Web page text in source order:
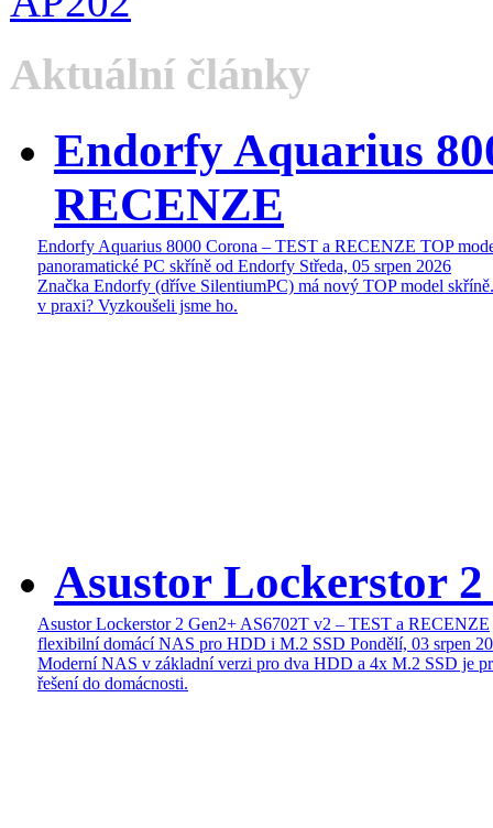
Aktuální články
Endorfy Aquarius
RECENZE
Endorfy Aquarius 8000 Corona – TEST a RECENZE TOP
panoramatické PC skříně od Endorfy Středa, 05 srpen 2026
Značka Endorfy (dříve SilentiumPC) má nový TOP model
v praxi? Vyzkoušeli jsme ho.
Asustor Lockerstor
Asustor Lockerstor 2 Gen2+ AS6702T v2 – TEST a RECENZE
flexibilní domácí NAS pro HDD i M.2 SSD Pondělí, 03 srpen
Moderní NAS v základní verzi pro dva HDD a 4x M.2 SSD je
řešení do domácnosti.